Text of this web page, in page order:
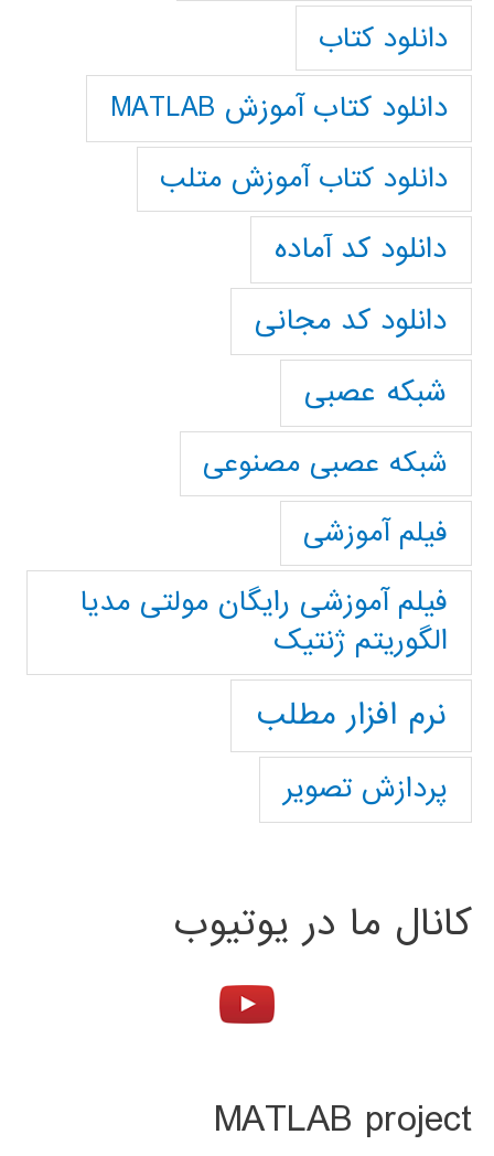
دانلود کتاب
دانلود کتاب آموزش MATLAB
دانلود کتاب آموزش متلب
دانلود کد آماده
دانلود کد مجانی
شبکه عصبی
شبکه عصبی مصنوعی
فیلم آموزشی
فیلم آموزشی رایگان مولتی مدیا
الگوریتم ژنتیک
نرم افزار مطلب
پردازش تصویر
کانال ما در یوتیوب
MATLAB project